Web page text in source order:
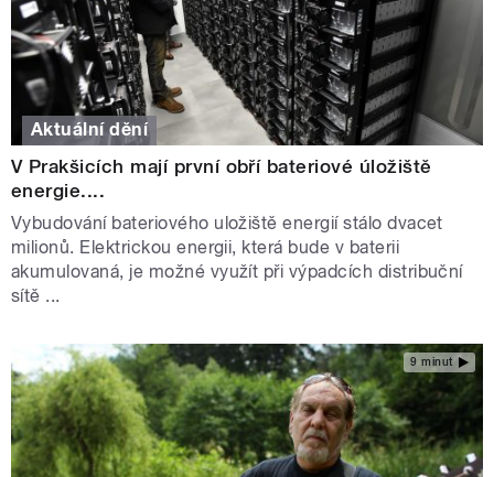
Aktuální dění
V Prakšicích mají první obří bateriové úložiště
energie....
Vybudování bateriového uložiště energií stálo dvacet
milionů. Elektrickou energii, která bude v baterii
akumulovaná, je možné využít při výpadcích distribuční
sítě ...
9 minut